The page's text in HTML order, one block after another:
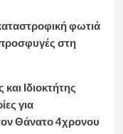
φωτιά
προσφυγές στη
Ιδιοκτήτης
για
Θάνατο 4χρονου